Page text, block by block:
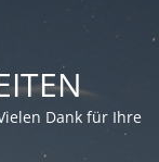
Dank für Ihre